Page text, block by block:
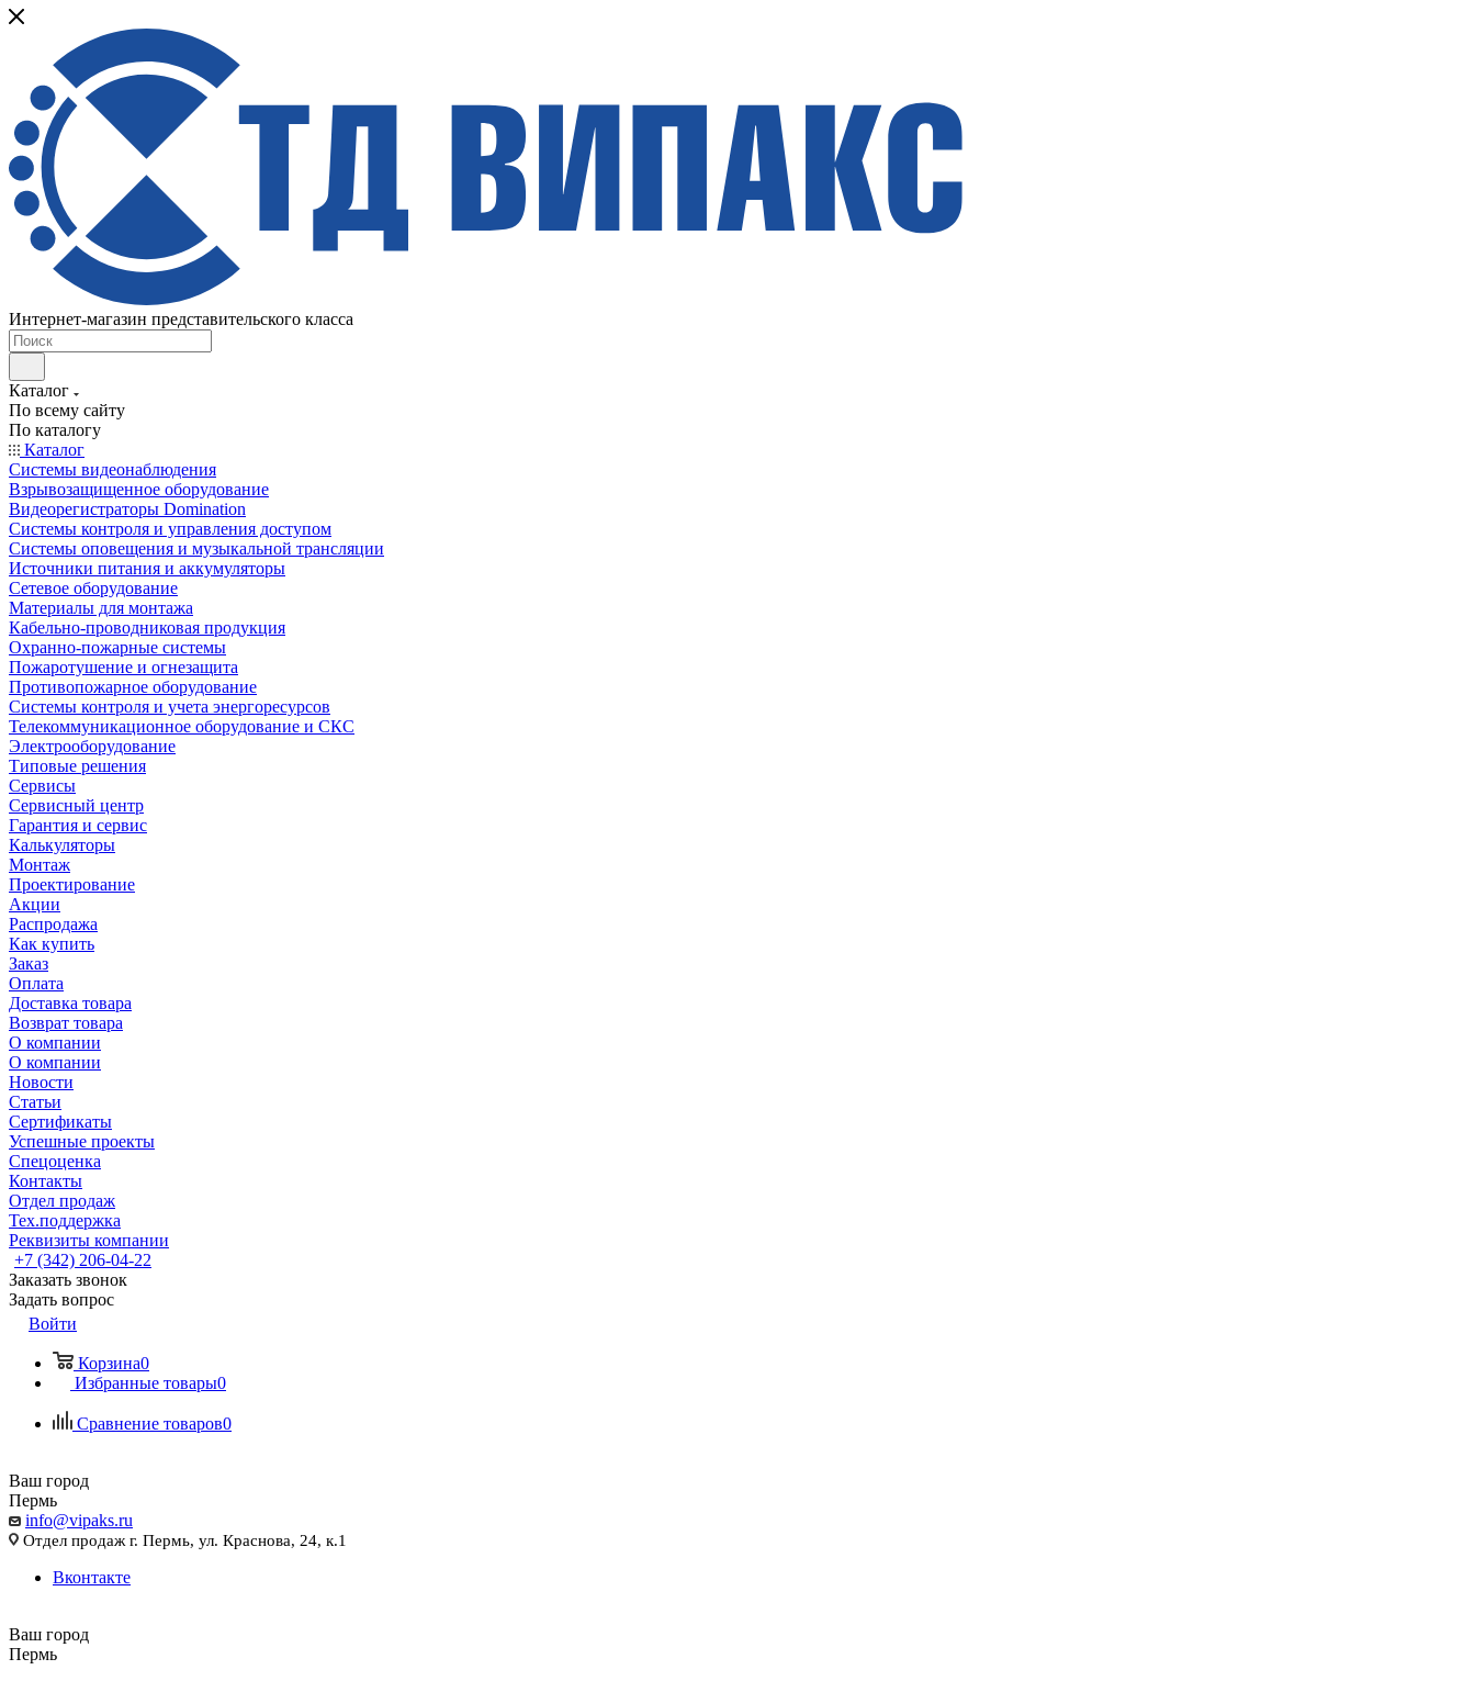
Интернет-магазин представительского класса
Каталог
По всему сайту
По каталогу
Каталог
Системы видеонаблюдения
Взрывозащищенное оборудование
Видеорегистраторы Domination
Системы контроля и управления доступом
Системы оповещения и музыкальной трансляции
Источники питания и аккумуляторы
Сетевое оборудование
Материалы для монтажа
Кабельно-проводниковая продукция
Охранно-пожарные системы
Пожаротушение и огнезащита
Противопожарное оборудование
Системы контроля и учета энергоресурсов
Телекоммуникационное оборудование и СКС
Электрооборудование
Типовые решения
Сервисы
Сервисный центр
Гарантия и сервис
Калькуляторы
Монтаж
Проектирование
Акции
Распродажа
Как купить
Заказ
Оплата
Доставка товара
Возврат товара
О компании
О компании
Новости
Статьи
Сертификаты
Успешные проекты
Спецоценка
Контакты
Отдел продаж
Тех.поддержка
Реквизиты компании
+7 (342) 206-04-22
Заказать звонок
Задать вопрос
Войти
Корзина0
Избранные товары0
Сравнение товаров0
Ваш город
Пермь
info@vipaks.ru
Отдел продаж г. Пермь, ул. Краснова, 24, к.1
Вконтакте
Ваш город
Пермь